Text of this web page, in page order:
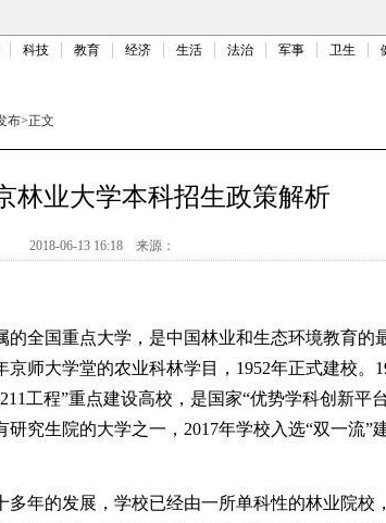
科技 教育 经济 生活 法治 军事 卫生
布>正文
林业大学本科招生政策解析
2018-06-13 16:18 来源：
全国重点大学，是中国林业和生态环境教育的
京师大学堂的农业科林学目，1952年正式建校。
工程”重点建设高校，是国家“优势学科创新平
究生院的大学之一，2017年学校入选“双一流”
年的发展，学校已经由一所单科性的林业院校